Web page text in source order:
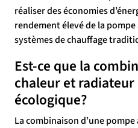
réaliser des économies
rendement élevé de la
systèmes de chauffage
Est-ce que la
chaleur et
écologique?
La combinaison d’une